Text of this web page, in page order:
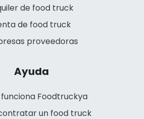
de food truck
de food truck
proveedoras
Ayuda
Foodtruckya
un food truck